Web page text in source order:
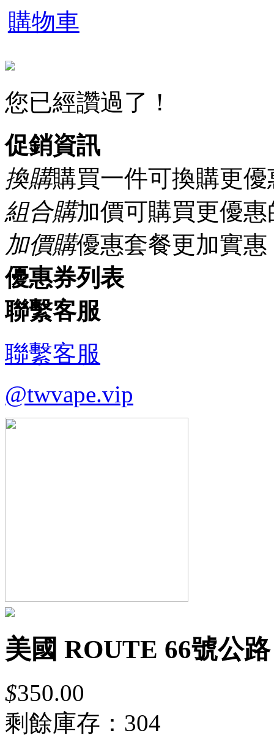
購物車
您已經讚過了！
促銷資訊
換購購買一件可換購更優
組合購加價可購買更優
加價購優惠套餐更加實
優惠券列表
聯繫客服
聯繫客服
@twvape.vip
美國 ROUTE 66號公
$350.00
剩餘庫存： 304